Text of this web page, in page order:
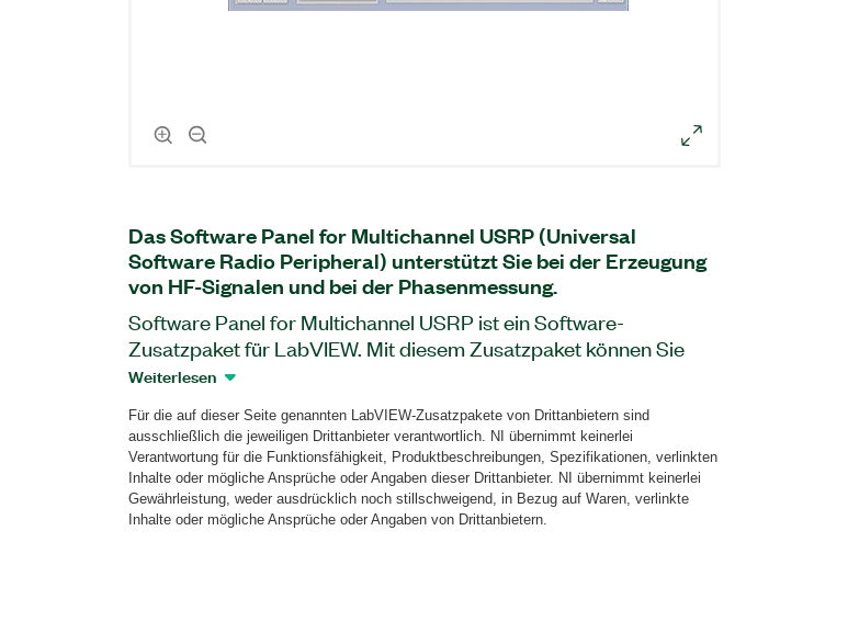
Das Software Panel for Multichannel USRP (Universal
Software Radio Peripheral) unterstützt Sie bei der Erzeugung
von HF-Signalen und bei der Phasenmessung.
Software Panel for Multichannel USRP ist ein Software-
Zusatzpaket für LabVIEW. Mit diesem Zusatzpaket können Sie
das 16-Kanal-USRP-Software Defined Radio Device konfigurieren.
steuern und die Ausgangsleistung und den Erzeugungsmodus für
die Sender anpassen. Das Software Panel for Multichannel USRP
stellt auch Funktionen zur Aufzeichnung, Wiedergabe und
Visualisierung von HF-Signalen zur Verfügung.
Weiterlesen
Für die auf dieser Seite genannten LabVIEW-Zusatzpakete von Drittanbietern sind
ausschließlich die jeweiligen Drittanbieter verantwortlich. NI übernimmt keinerlei
Verantwortung für die Funktionsfähigkeit, Produktbeschreibungen, Spezifikationen, verlinkten
Inhalte oder mögliche Ansprüche oder Angaben dieser Drittanbieter. NI übernimmt keinerlei
Gewährleistung, weder ausdrücklich noch stillschweigend, in Bezug auf Waren, verlinkte
Inhalte oder mögliche Ansprüche oder Angaben von Drittanbietern.